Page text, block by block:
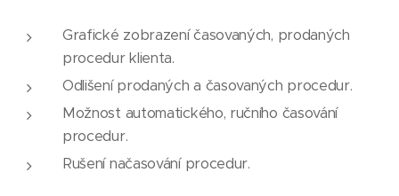
Grafické zobrazení časovaných, prodaných
procedur klienta.
Odlišení prodaných a časovaných procedur.
Možnost automatického, ručního časování
procedur.
Rušení načasování procedur.